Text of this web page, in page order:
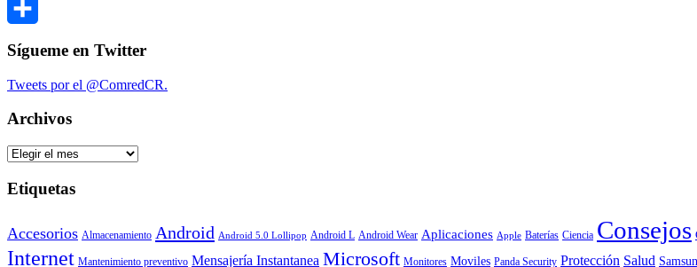
Email
Sígueme en Twitter
Tweets por el @ComredCR.
Archivos
Archivos
Etiquetas
Accesorios Almacenamiento Android Android 5.0 Lollipop Android L Android Wear Aplicaciones Apple Baterías Ciencia Consejos
Internet Mantenimiento preventivo Mensajería Instantanea Microsoft Monitores Moviles Panda Security Protección Salud